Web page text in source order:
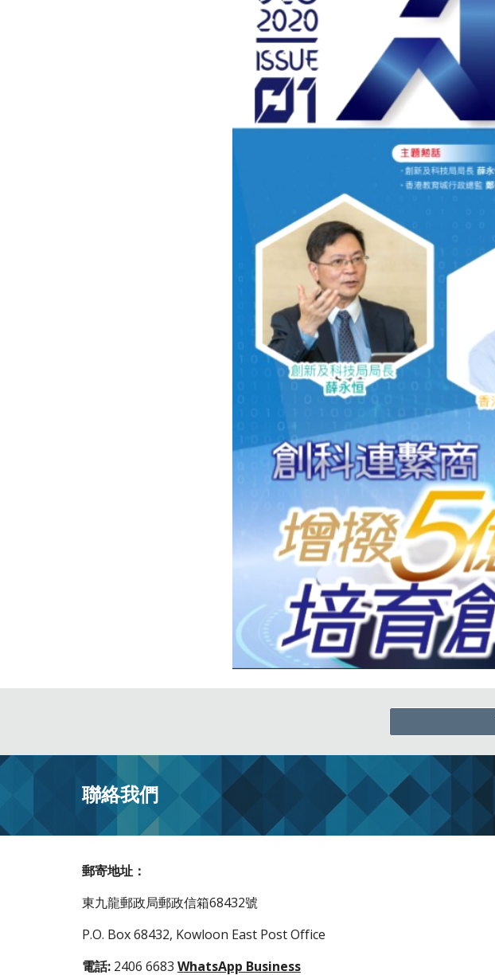
聯絡我們
郵寄地址：
東九龍郵政局郵政信箱68432號
P.O. Box 68432, Kowloon East Post Office
電話: 2406 6683 WhatsApp Business